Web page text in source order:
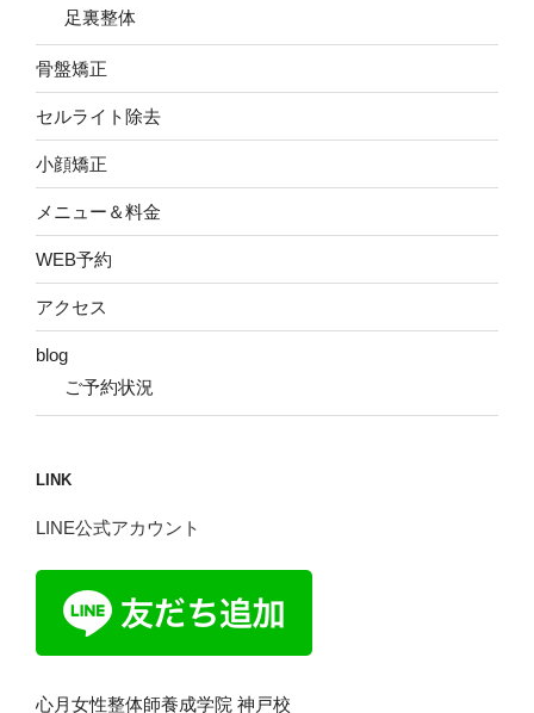
足裏整体
骨盤矯正
セルライト除去
小顔矯正
メニュー＆料金
WEB予約
アクセス
blog
ご予約状況
LINK
LINE公式アカウント
心月女性整体師養成学院 神戸校